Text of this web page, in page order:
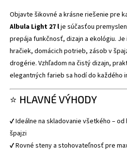
Objavte šikovné a krásne riešenie pre
Albula Light 27 lje súčasťou
prepája funkčnosť, dizajn a ekológiu. Je
hračiek, domácich potrieb, zásob v
drogérie. Vzhľadom na čistý dizajn,
elegantných farieb sa hodí do každého
⭐ HLAVNÉ VÝHODY
✔ Ideálne na skladovanie všetkého –
špajzi
✔ Rovné steny a stohovateľnosť pre